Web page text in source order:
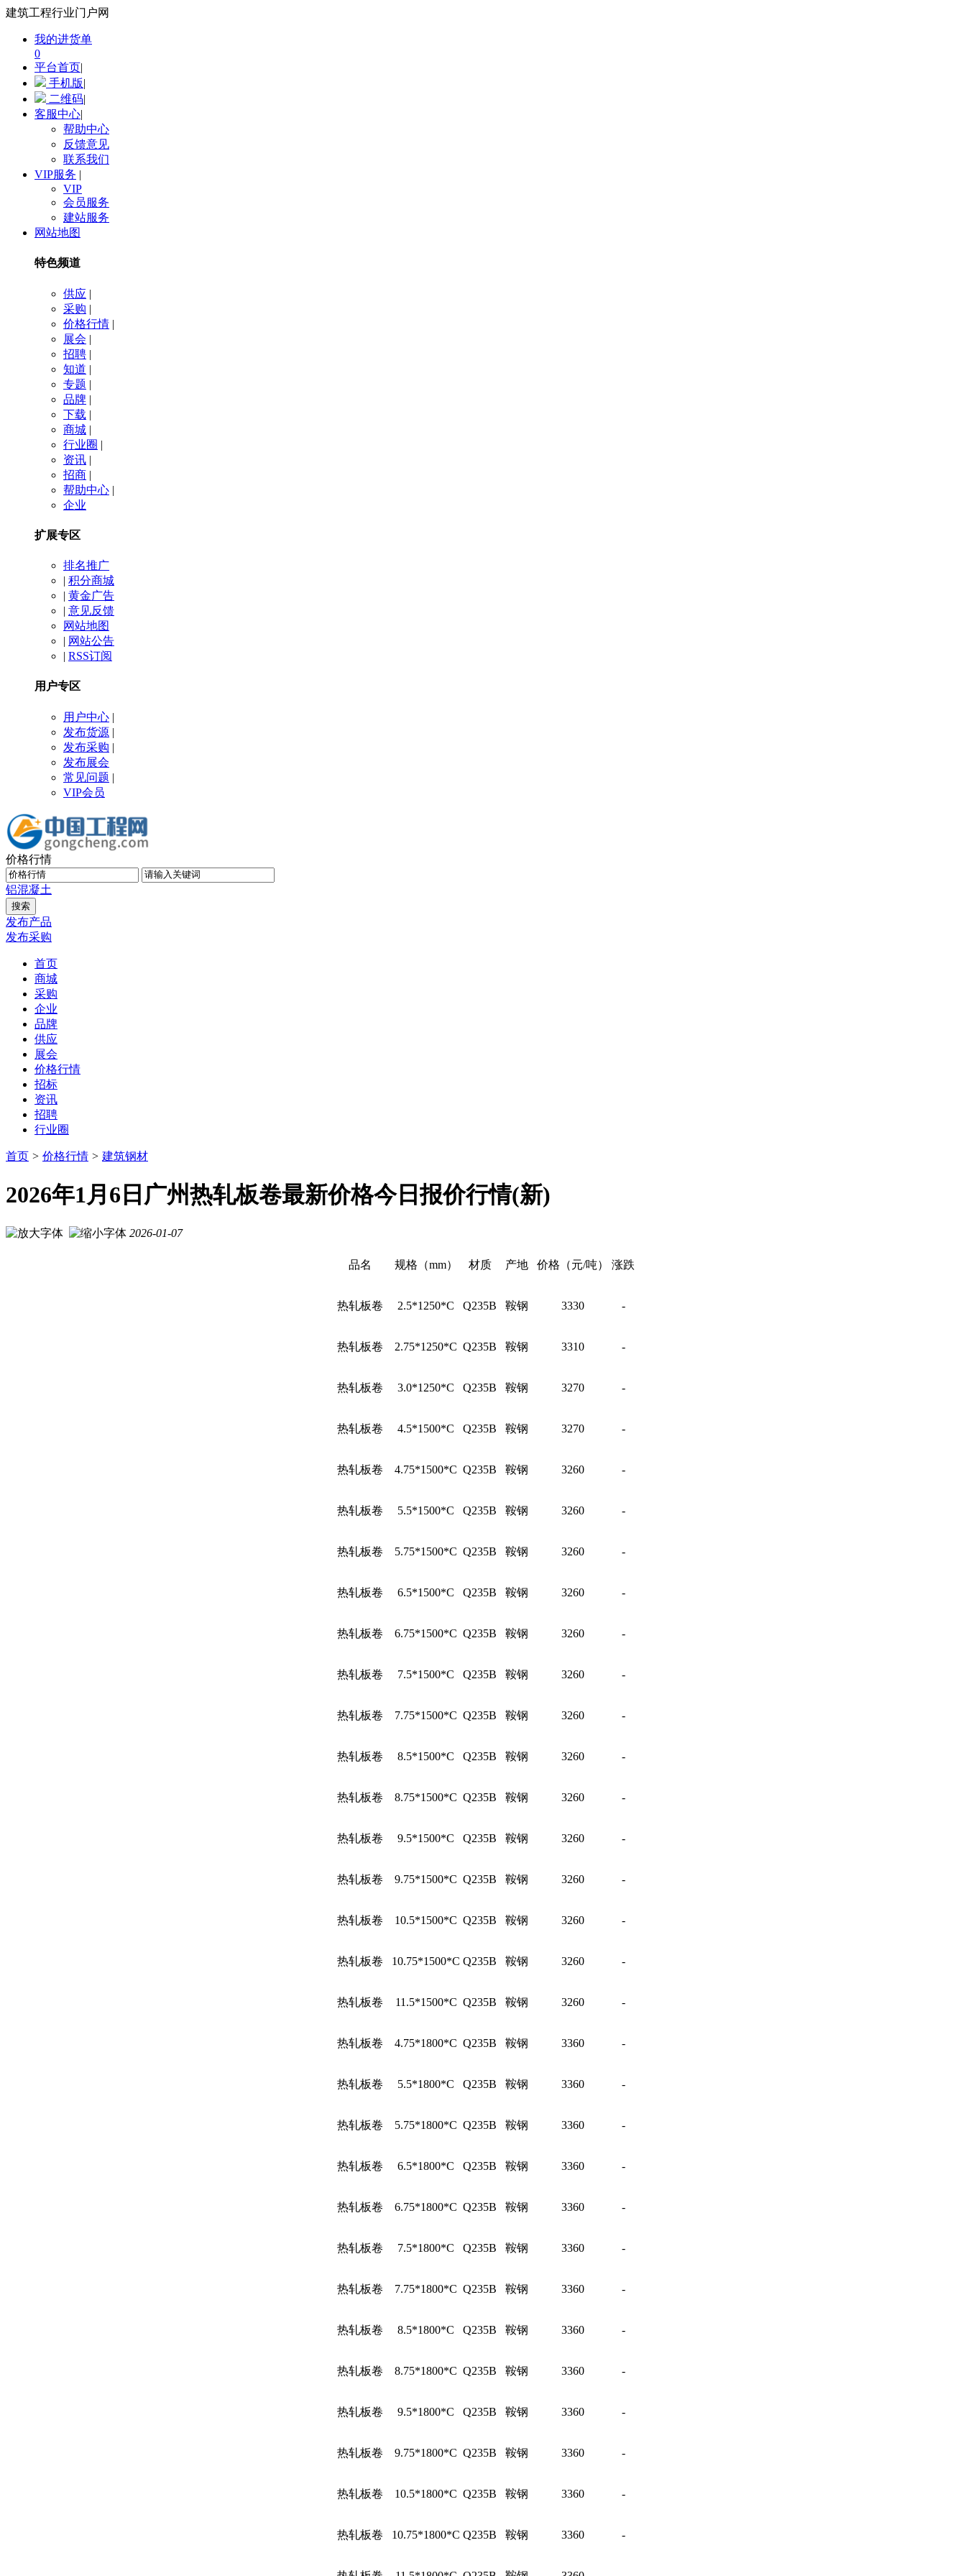
建筑工程行业门户网
我的进货单
0
平台首页|
手机版|
二维码|
客服中心|
帮助中心
反馈意见
联系我们
VIP服务 |
VIP
会员服务
建站服务
网站地图
特色频道
供应 |
采购 |
价格行情 |
展会 |
招聘 |
知道 |
专题 |
品牌 |
下载 |
商城 |
行业圈 |
资讯 |
招商 |
帮助中心 |
企业
扩展专区
排名推广
| 积分商城
| 黄金广告
| 意见反馈
网站地图
| 网站公告
| RSS订阅
用户专区
用户中心 |
发布货源 |
发布采购 |
发布展会
常见问题 |
VIP会员
价格行情
铝混凝土
发布产品
发布采购
首页
商城
采购
企业
品牌
供应
展会
价格行情
招标
资讯
招聘
行业圈
首页 > 价格行情 > 建筑钢材
2026年1月6日广州热轧板卷最新价格今日报价行情(新)
2026-01-07
品名 规格（mm） 材质 产地 价格（元/吨） 涨跌
热轧板卷 2.5*1250*C Q235B 鞍钢 3330 -
热轧板卷 2.75*1250*C Q235B 鞍钢 3310 -
热轧板卷 3.0*1250*C Q235B 鞍钢 3270 -
热轧板卷 4.5*1500*C Q235B 鞍钢 3270 -
热轧板卷 4.75*1500*C Q235B 鞍钢 3260 -
热轧板卷 5.5*1500*C Q235B 鞍钢 3260 -
热轧板卷 5.75*1500*C Q235B 鞍钢 3260 -
热轧板卷 6.5*1500*C Q235B 鞍钢 3260 -
热轧板卷 6.75*1500*C Q235B 鞍钢 3260 -
热轧板卷 7.5*1500*C Q235B 鞍钢 3260 -
热轧板卷 7.75*1500*C Q235B 鞍钢 3260 -
热轧板卷 8.5*1500*C Q235B 鞍钢 3260 -
热轧板卷 8.75*1500*C Q235B 鞍钢 3260 -
热轧板卷 9.5*1500*C Q235B 鞍钢 3260 -
热轧板卷 9.75*1500*C Q235B 鞍钢 3260 -
热轧板卷 10.5*1500*C Q235B 鞍钢 3260 -
热轧板卷 10.75*1500*C Q235B 鞍钢 3260 -
热轧板卷 11.5*1500*C Q235B 鞍钢 3260 -
热轧板卷 4.75*1800*C Q235B 鞍钢 3360 -
热轧板卷 5.5*1800*C Q235B 鞍钢 3360 -
热轧板卷 5.75*1800*C Q235B 鞍钢 3360 -
热轧板卷 6.5*1800*C Q235B 鞍钢 3360 -
热轧板卷 6.75*1800*C Q235B 鞍钢 3360 -
热轧板卷 7.5*1800*C Q235B 鞍钢 3360 -
热轧板卷 7.75*1800*C Q235B 鞍钢 3360 -
热轧板卷 8.5*1800*C Q235B 鞍钢 3360 -
热轧板卷 8.75*1800*C Q235B 鞍钢 3360 -
热轧板卷 9.5*1800*C Q235B 鞍钢 3360 -
热轧板卷 9.75*1800*C Q235B 鞍钢 3360 -
热轧板卷 10.5*1800*C Q235B 鞍钢 3360 -
热轧板卷 10.75*1800*C Q235B 鞍钢 3360 -